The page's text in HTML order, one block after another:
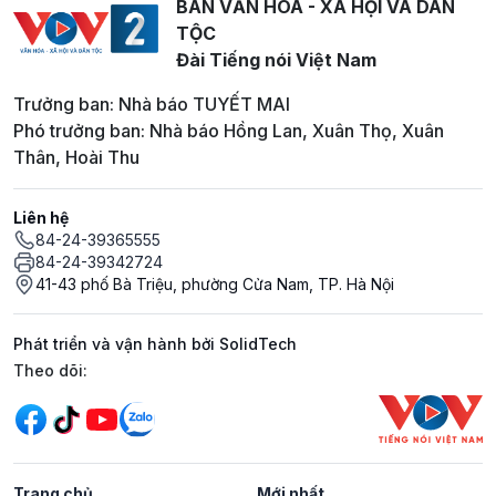
BAN VĂN HOÁ - XÃ HỘI VÀ DÂN
TỘC
Đài Tiếng nói Việt Nam
Trưởng ban: Nhà báo TUYẾT MAI
Phó trưởng ban: Nhà báo Hồng Lan, Xuân Thọ, Xuân
Thân, Hoài Thu
Liên hệ
84-24-39365555
84-24-39342724
41-43 phố Bà Triệu, phường Cửa Nam, TP. Hà Nội
Phát triển và vận hành bởi SolidTech
Mạng xã hội
Theo dõi: